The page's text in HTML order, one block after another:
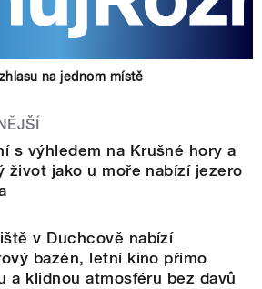
na jednom místě
s výhledem na Krušné hory a
život jako u moře nabízí jezero
v Duchcově nabízí
bazén, letní kino přímo
a klidnou atmosféru bez davů